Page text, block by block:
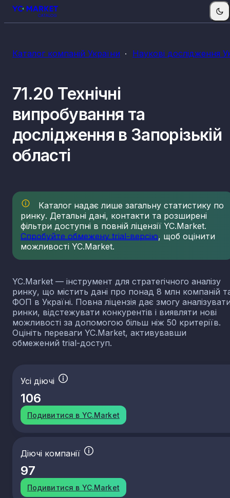
Каталог компаній України Наукові дослідження
71.20 Технічні
випробування та
дослідження в Запорізькій
області
Каталог надає лише загальну статистику по
ринку. Детальні дані, контакти та розширені
фільтри доступні в повній ліцензії YC.Market.
Спробуйте обмежену trial-версію, щоб оцінити
можливості YC.Market.
YC.Market — інструмент для стратегічного аналізу
ринку, що містить дані про понад 8 млн компаній
ФОП в Україні. Повна ліцензія дає змогу
ринки, відстежувати конкурентів і виявляти нові
можливості за допомогою більш ніж 50 критеріїв.
Оцініть переваги YC.Market, активувавши
обмежений trial-доступ.
Усі діючі
106
Подивитися в YC.Market
Діючі компанії
97
Подивитися в YC.Market